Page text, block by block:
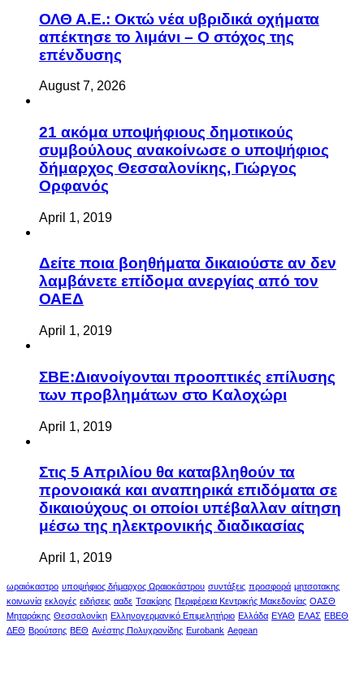
ΟΛΘ Α.Ε.: Οκτώ νέα υβριδικά οχήματα
απέκτησε το λιμάνι – Ο στόχος της
επένδυσης
August 7, 2026
21 ακόμα υποψήφιους δημοτικούς
συμβούλους ανακοίνωσε ο υποψήφιος
δήμαρχος Θεσσαλονίκης, Γιώργος
Ορφανός
April 1, 2019
Δείτε ποια βοηθήματα δικαιούστε αν δεν
λαμβάνετε επίδομα ανεργίας από τον
ΟΑΕΔ
April 1, 2019
ΣΒΕ:Διανοίγονται προοπτικές επίλυσης
των προβλημάτων στο Καλοχώρι
April 1, 2019
Στις 5 Απριλίου θα καταβληθούν τα
προνοιακά και αναπηρικά επιδόματα σε
δικαιούχους οι οποίοι υπέβαλλαν αίτηση
μέσω της ηλεκτρονικής διαδικασίας
April 1, 2019
ωραιόκαστρο υποψήφιος δήμαρχος Ωραιοκάστρου συντάξεις προσφορά μητσοτακης
κοινωνία εκλογές ειδήσεις ααδε Τσακίρης Περιφέρεια Κεντρικής Μακεδονίας ΟΑΣΘ
Μηταράκης Θεσσαλονίκη Ελληνογερμανικό Επιμελητήριο Ελλάδα ΕΥΑΘ ΕΛΑΣ ΕΒΕΘ
ΔΕΘ Βρούτσης ΒΕΘ Ανέστης Πολυχρονίδης Eurobank Aegean